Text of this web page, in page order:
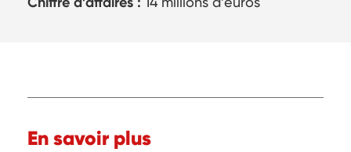
En savoir plus